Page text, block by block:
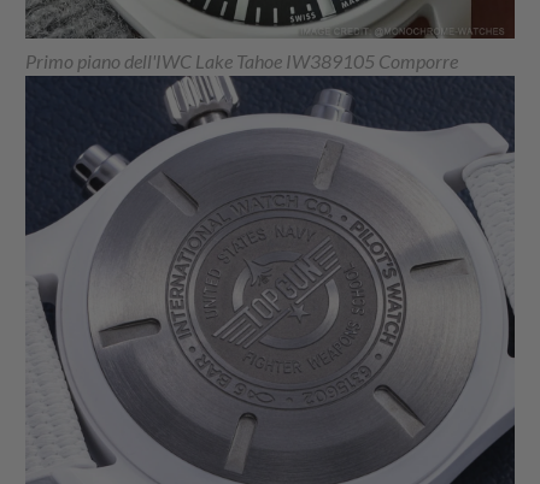
Primo piano dell'IWC Lake Tahoe IW389105 Comporre